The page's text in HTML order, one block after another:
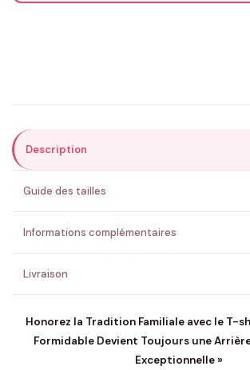
ENVOYER MA DEMANDE ✨
💚 Retour sous 24-48h🇫🇷 Flocage en France✅ Validation
Description
Guide des tailles
Informations complémentaires
Livraison
Honorez la Tradition Familiale avec le T-
Formidable Devient Toujours une
Exceptionnelle »